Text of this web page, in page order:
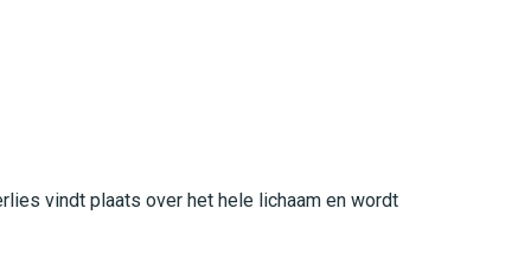
vindt plaats over het hele lichaam en wordt